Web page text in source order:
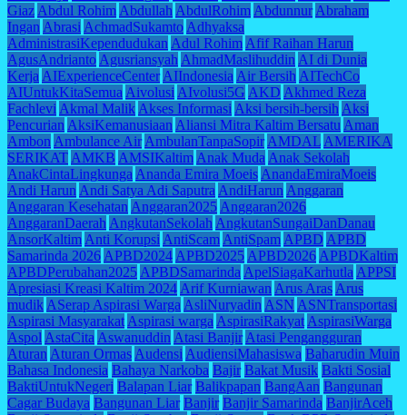
Giaz Abdul Rohim Abdullah AbdulRohim Abdunnur Abraham
Ingan Abrasi AchmadSukamto Adhyaksa
AdministrasiKependudukan Adul Rohim Afif Raihan Harun
AgusAndrianto Agusriansyah AhmadMaslihuddin AI di Dunia
Kerja AIExperienceCenter AIIndonesia Air Bersih AITechCo
AIUntukKitaSemua Aivolusi AIvolusi5G AKD Akhmed Reza
Fachlevi Akmal Malik Akses Informasi Aksi bersih-bersih Aksi
Pencurian AksiKemanusiaan Aliansi Mitra Kaltim Bersatu Aman
Ambon Ambulance Air AmbulanTanpaSopir AMDAL AMERIKA
SERIKAT AMKB AMSIKaltim Anak Muda Anak Sekolah
AnakCintaLingkunga Ananda Emira Moeis AnandaEmiraMoeis
Andi Harun Andi Satya Adi Saputra AndiHarun Anggaran
Anggaran Kesehatan Anggaran2025 Anggaran2026
AnggaranDaerah AngkutanSekolah AngkutanSungaiDanDanau
AnsorKaltim Anti Korupsi AntiScam AntiSpam APBD APBD
Samarinda 2026 APBD2024 APBD2025 APBD2026 APBDKaltim
APBDPerubahan2025 APBDSamarinda ApelSiagaKarhutla APPSI
Apresiasi Kreasi Kaltim 2024 Arif Kurniawan Arus Aras Arus
mudik ASerap Aspirasi Warga AsliNuryadin ASN ASNTransportasi
Aspirasi Masyarakat Aspirasi warga AspirasiRakyat AspirasiWarga
Aspol AstaCita Aswanuddin Atasi Banjir Atasi Pengangguran
Aturan Aturan Ormas Audensi AudiensiMahasiswa Baharudin Muin
Bahasa Indonesia Bahaya Narkoba Bajir Bakat Musik Bakti Sosial
BaktiUntukNegeri Balapan Liar Balikpapan BangAan Bangunan
Cagar Budaya Bangunan Liar Banjir Banjir Samarinda BanjirAceh